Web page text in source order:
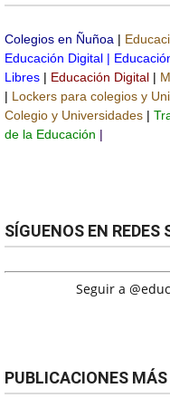
Colegios en Ñuñoa |
Educación Digital |
Libres | Educación Digital |
| Lockers para colegios y
Colegio y Universidades |
de la Educación |
SÍGUENOS EN REDES
Seguir a
PUBLICACIONES